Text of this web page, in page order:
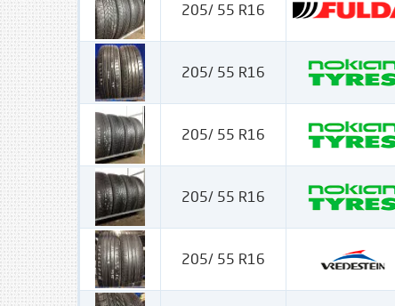
205/ 55 R16
205/ 55 R16
205/ 55 R16
205/ 55 R16
205/ 55 R16